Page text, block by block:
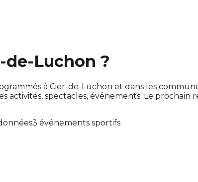
de-Luchon ?
à Cier-de-Luchon et dans les
spectacles, événements. Le prochain
3 événements sportifs